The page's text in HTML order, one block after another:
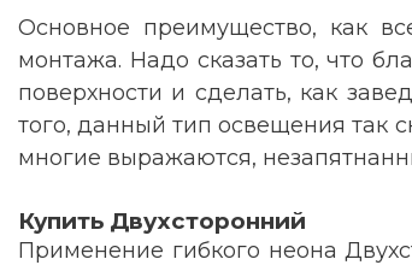
Основное преимущество, как
монтажа. Надо сказать то, что
поверхности и сделать, как
того, данный тип освещения так
многие выражаются,
Купить Двухсторонний
Применение гибкого неона